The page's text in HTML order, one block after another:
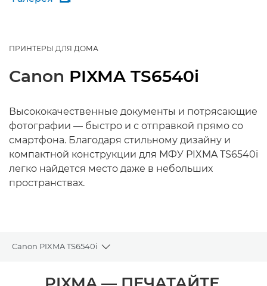
ПРИНТЕРЫ ДЛЯ ДОМА
Canon PIXMA TS6540i
Высококачественные документы и потрясающие
фотографии — быстро и с отправкой прямо со
смартфона. Благодаря стильному дизайну и
компактной конструкции для МФУ PIXMA TS6540i
легко найдется место даже в небольших
пространствах.
Canon PIXMA TS6540i
Toggle breadcrumbs
Общая информация